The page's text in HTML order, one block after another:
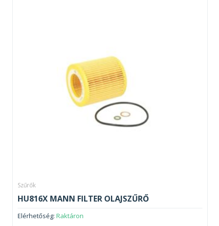
Szűrők
HU816X MANN FILTER OLAJSZŰRŐ
Elérhetőség: Raktáron